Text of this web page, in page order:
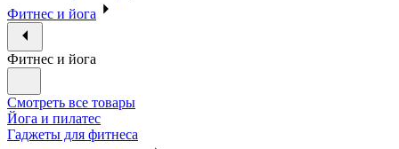
Фитнес и йога
Фитнес и йога
Смотреть все товары
Йога и пилатес
Гаджеты для фитнеса